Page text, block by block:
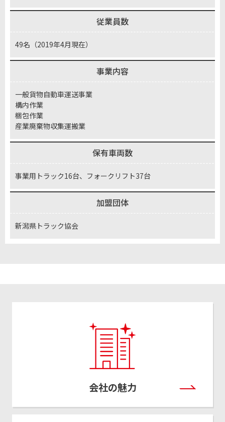
従業員数
49名（2019年4月現在）
事業内容
一般貨物自動車運送事業
構内作業
梱包作業
産業廃棄物収集運搬業
保有車両数
事業用トラック16台、フォークリフト37台
加盟団体
新潟県トラック協会
会社の魅力